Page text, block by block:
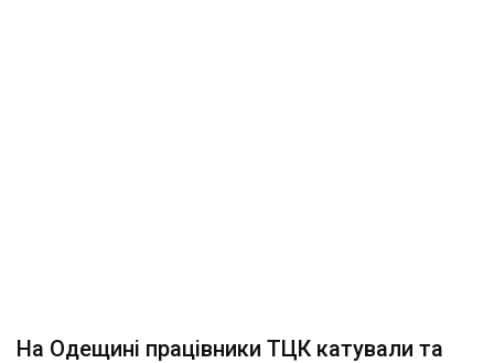
На Одещині працівники ТЦК катували та